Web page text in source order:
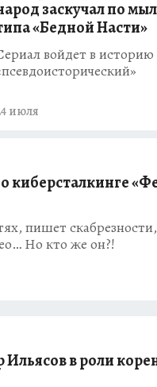
заскучал по
«Бедной Насти»
войдет в историю
июля
киберсталкинге
пишет скабрезности,
Но кто же он?!
Ильясов в роли